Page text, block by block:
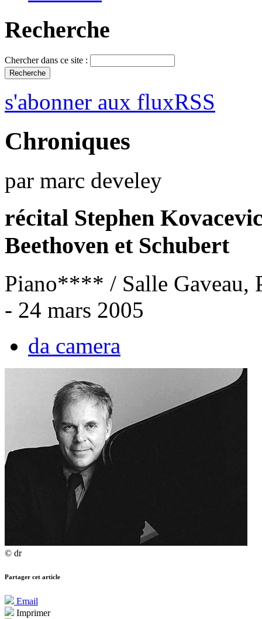
Recherche
Chercher dans ce site :
s'abonner aux fluxRSS
Chroniques
par marc develey
récital Stephen
Beethoven et Schubert
Piano**** / Salle Gaveau,
- 24 mars 2005
da camera
© dr
Partager cet article
Email
Imprimer